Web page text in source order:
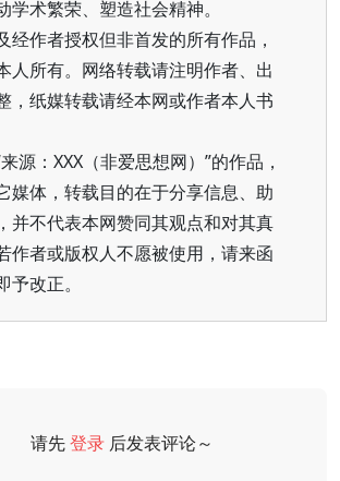
学术繁荣、塑造社会精神。
经作者授权但非首发的所有作品，
人所有。网络转载请注明作者、出
，纸媒转载请经本网或作者本人书
源：XXX（非爱思想网）”的作品，
媒体，转载目的在于分享信息、助
并不代表本网赞同其观点和对其真
作者或版权人不愿被使用，请来函
改正。
请先登录 后发表评论～